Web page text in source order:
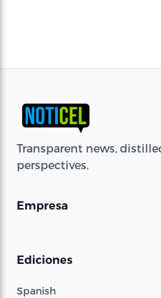
Transparent news,
perspectives.
Empresa
Ediciones
Spanish